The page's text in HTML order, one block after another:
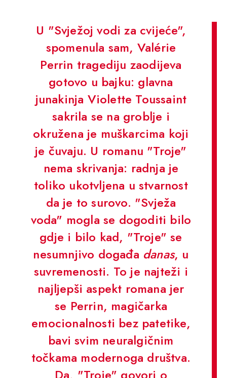
U "Svježoj vodi za cvijeće",
spomenula sam, Valérie
Perrin tragediju zaodijeva
gotovo u bajku: glavna
junakinja Violette Toussaint
sakrila se na groblje i
okružena je muškarcima koji
je čuvaju. U romanu "Troje"
nema skrivanja: radnja je
toliko ukotvljena u stvarnost
da je to surovo. "Svježa
voda" mogla se dogoditi bilo
gdje i bilo kad, "Troje" se
nesumnjivo događa danas, u
suvremenosti. To je najteži i
najljepši aspekt romana jer
se Perrin, magičarka
emocionalnosti bez patetike,
bavi svim neuralgičnim
točkama modernoga društva.